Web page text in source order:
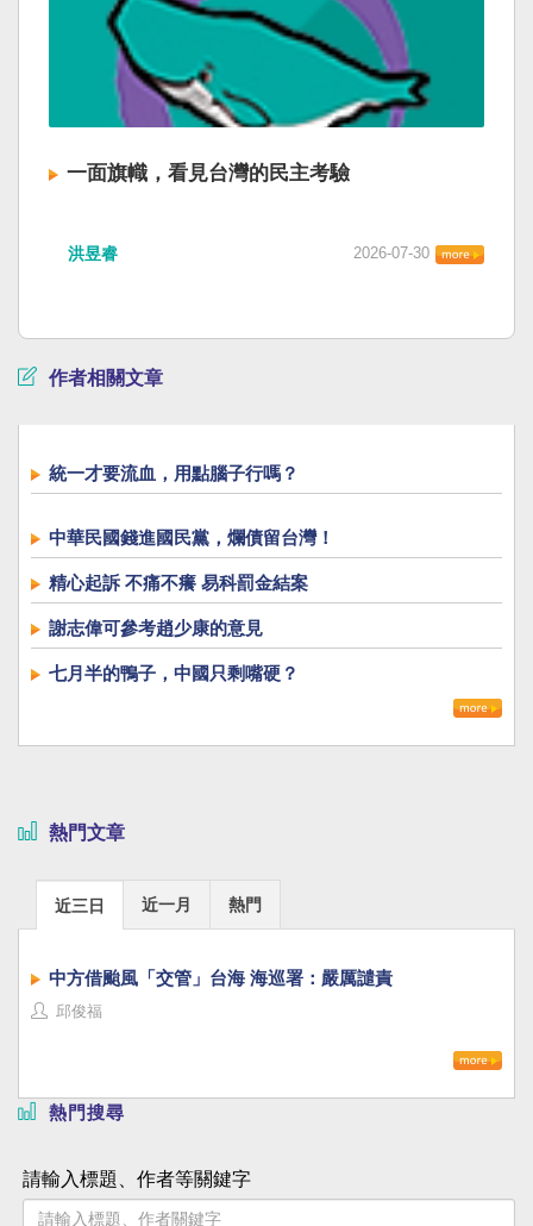
一面旗幟，看見台灣的民主考驗
洪昱睿 2026-07-30
作者相關文章
統一才要流血，用點腦子行嗎？
中華民國錢進國民黨，爛債留台灣！
精心起訴 不痛不癢 易科罰金結案
謝志偉可參考趙少康的意見
七月半的鴨子，中國只剩嘴硬？
熱門文章
近三日 近一月 熱門
中方借颱風「交管」台海 海巡署：嚴厲譴責
邱俊福
熱門搜尋
請輸入標題、作者等關鍵字